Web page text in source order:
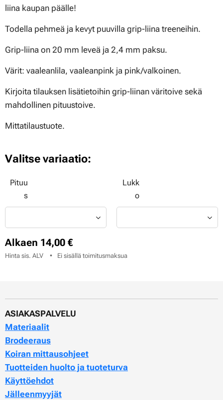
liina kaupan päälle!
Todella pehmeä ja kevyt puuvilla grip-liina treeneihin.
Grip-liina on 20 mm leveä ja 2,4 mm paksu.
Värit: vaaleanlila, vaaleanpink ja pink/valkoinen.
Kirjoita tilauksen lisätietoihin grip-liinan väritoive sekä
mahdollinen pituustoive.
Mittatilaustuote.
Valitse variaatio:
Pituu
s
Lukk
o
Alkaen 14,00 €
Hinta sis. ALV Ei sisällä toimitusmaksua
ASIAKASPALVELU
Materiaalit
Brodeeraus
Koiran mittausohjeet
Tuotteiden huolto ja tuoteturva
Käyttöehdot
Jälleenmyyjät